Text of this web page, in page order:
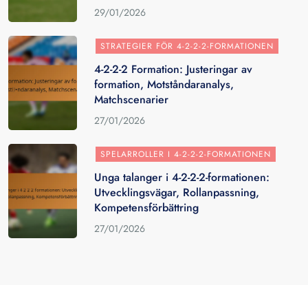
29/01/2026
STRATEGIER FÖR 4-2-2-2-FORMATIONEN
4-2-2-2 Formation: Justeringar av
formation, Motståndaranalys,
Matchscenarier
27/01/2026
SPELARROLLER I 4-2-2-2-FORMATIONEN
Unga talanger i 4-2-2-2-formationen:
Utvecklingsvägar, Rollanpassning,
Kompetensförbättring
27/01/2026